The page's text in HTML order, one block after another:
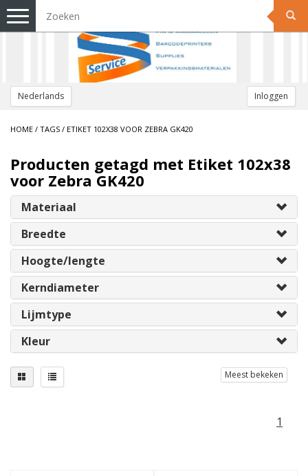
Nederlands Inloggen
Toggle
navigation
HOME / TAGS / ETIKET 102X38 VOOR ZEBRA GK420
Producten getagd met Etiket 102x38
voor Zebra GK420
Materiaal
Breedte
Hoogte/lengte
Kerndiameter
Lijmtype
Kleur
Meest bekeken
1